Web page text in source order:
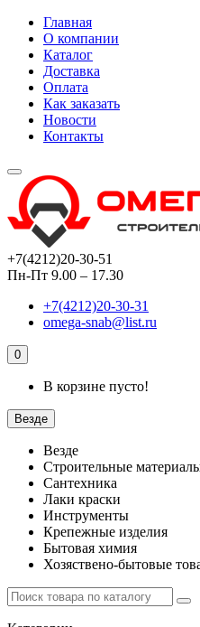
Главная
О компании
Каталог
Доставка
Оплата
Как заказать
Новости
Контакты
+7(4212)20-30-51
Пн-Пт 9.00 – 17.30
+7(4212)20-30-31
omega-snab@list.ru
0
В корзине пусто!
Везде
Везде
Строительные
Сантехника
Лаки краски
Инструменты
Крепежные изделия
Бытовая химия
Хозяствено-бытовые